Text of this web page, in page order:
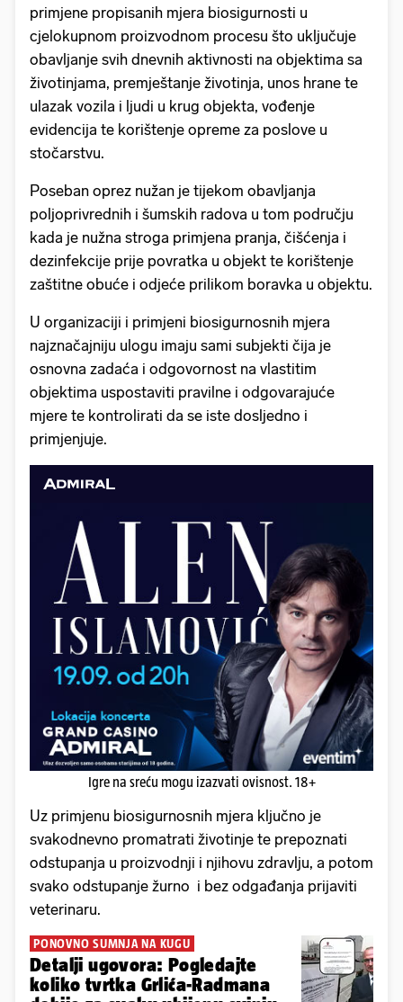
primjene propisanih mjera biosigurnosti u
cjelokupnom proizvodnom procesu što uključuje
obavljanje svih dnevnih aktivnosti na objektima sa
životinjama, premještanje životinja, unos hrane te
ulazak vozila i ljudi u krug objekta, vođenje
evidencija te korištenje opreme za poslove u
stočarstvu.
Poseban oprez nužan je tijekom obavljanja
poljoprivrednih i šumskih radova u tom području
kada je nužna stroga primjena pranja, čišćenja i
dezinfekcije prije povratka u objekt te korištenje
zaštitne obuće i odjeće prilikom boravka u objektu.
U organizaciji i primjeni biosigurnosnih mjera
najznačajniju ulogu imaju sami subjekti čija je
osnovna zadaća i odgovornost na vlastitim
objektima uspostaviti pravilne i odgovarajuće
mjere te kontrolirati da se iste dosljedno i
primjenjuje.
Igre na sreću mogu izazvati ovisnost. 18+
Uz primjenu biosigurnosnih mjera ključno je
svakodnevno promatrati životinje te prepoznati
odstupanja u proizvodnji i njihovu zdravlju, a potom
svako odstupanje žurno i bez odgađanja prijaviti
veterinaru.
PONOVNO SUMNJA NA KUGU
Detalji ugovora: Pogledajte
koliko tvrtka Grlića-Radmana